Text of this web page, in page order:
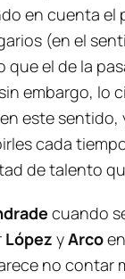
en cuenta el
(en el
que el de la
embargo, lo
este
cada
de talento
cuando
López yArco
no contar